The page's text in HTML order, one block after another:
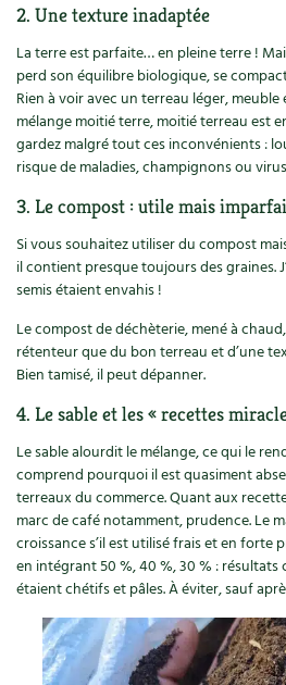
2. Une texture inadaptée
La terre est parfaite… en pleine terre !
perd son équilibre biologique, se
Rien à voir avec un terreau léger, meuble
mélange moitié terre, moitié terreau est
gardez malgré tout ces inconvénients :
risque de maladies, champignons ou
3. Le compost : utile mais
Si vous souhaitez utiliser du compost
il contient presque toujours des graines.
semis étaient envahis !
Le compost de déchèterie, mené à
rétenteur que du bon terreau et d’une
Bien tamisé, il peut dépanner.
4. Le sable et les « recettes
Le sable alourdit le mélange, ce qui le
comprend pourquoi il est quasiment
terreaux du commerce. Quant aux
marc de café notamment, prudence. Le
croissance s’il est utilisé frais et en forte
en intégrant 50 %, 40 %, 30 % :
étaient chétifs et pâles. À éviter, sauf